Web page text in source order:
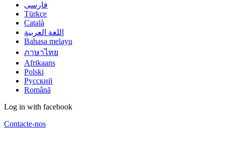
فارسى
Türkçe
Català
اللغة العربية
Bahasa melayu
ภาษาไทย
Afrikaans
Polski
Русский
Română
Log in with facebook
Contacte-nos